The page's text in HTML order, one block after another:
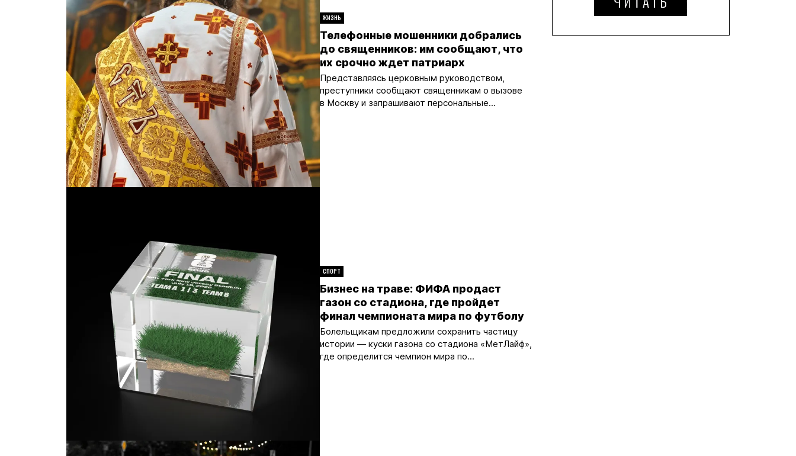
ЖИЗНЬ
Телефонные мошенники добрались
до священников: им сообщают, что
их срочно ждет патриарх
Представляясь церковным руководством,
преступники сообщают священникам о вызове
в Москву и запрашивают персональные...
СПОРТ
Бизнес на траве: ФИФА продаст
газон со стадиона, где пройдет
финал чемпионата мира по футболу
Болельщикам предложили сохранить частицу
истории — куски газона со стадиона «МетЛайф»,
где определится чемпион мира по...